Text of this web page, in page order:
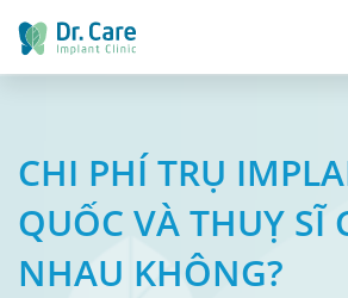
CHI PHÍ TRỤ
QUỐC VÀ THUỴ SĨ
NHAU KHÔNG?